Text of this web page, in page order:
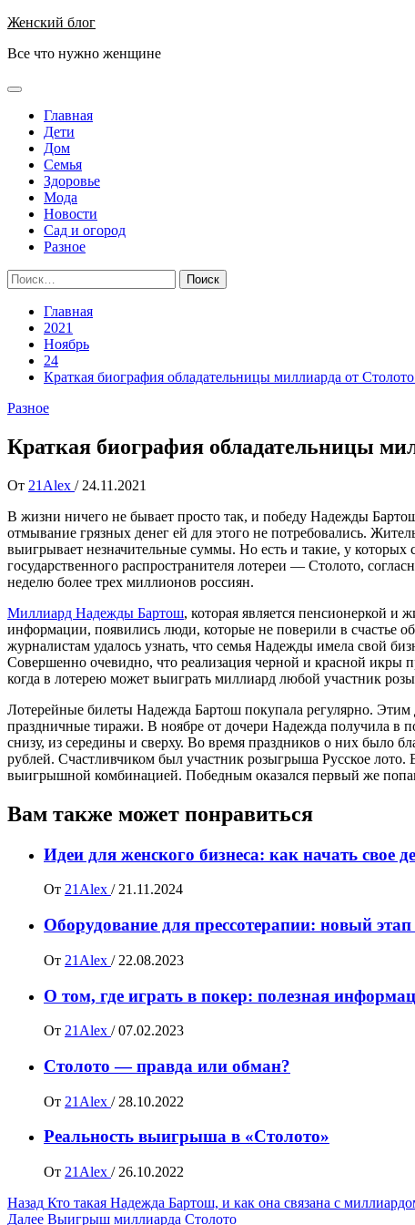
Перейти
содержимому
Женский блог
Все что нужно женщине
Основное
Главная
Дети
Дом
Семья
Здоровье
Мода
Новости
Сад и огород
Разное
Найти:
Главная
2021
Ноябрь
24
Краткая биография обладательницы миллиарда от
Разное
Краткая биография обладательницы
От 21Alex / 24.11.2021
В жизни ничего не бывает просто так, и победу Надежды
отмывание грязных денег ей для этого не потребовались.
выигрывает незначительные суммы. Но есть и такие, у
государственного распространителя лотереи — Столото,
неделю более трех миллионов россиян.
Миллиард Надежды Бартош, которая является пенсионеркой и
информации, появились люди, которые не поверили в счастье
журналистам удалось узнать, что семья Надежды имела свой
Совершенно очевидно, что реализация черной и красной икры
когда в лотерею может выиграть миллиард любой участник
Лотерейные билеты Надежда Бартош покупала регулярно.
праздничные тиражи. В ноябре от дочери Надежда получила в
снизу, из середины и сверху. Во время праздников о них было
рублей. Счастливчиком был участник розыгрыша Русское лото.
выигрышной комбинацией. Победным оказался первый же
Вам также может понравиться
Идеи для женского бизнеса: как начать свое
От 21Alex / 21.11.2024
Оборудование для прессотерапии: новый
От 21Alex / 22.08.2023
О том, где играть в покер: полезная
От 21Alex / 07.02.2023
Столото — правда или обман?
От 21Alex / 28.10.2022
Реальность выигрыша в «Столото»
От 21Alex / 26.10.2022
Навигация
Назад Кто такая Надежда Бартош, и как она связана с
Далее Выигрыш миллиарда Столото